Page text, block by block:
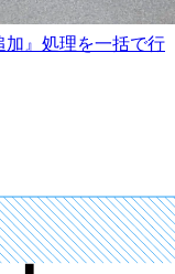
』処理を一括で行